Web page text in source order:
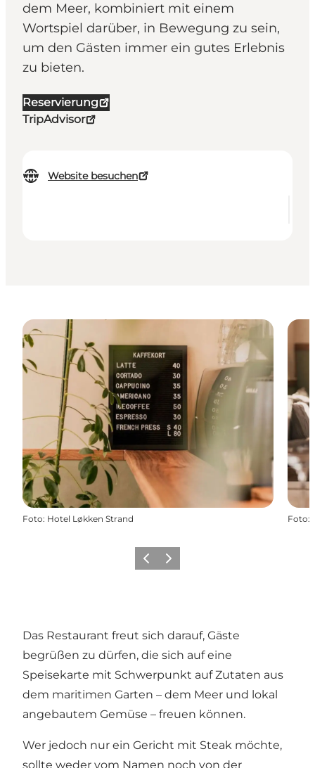
dem Meer, kombiniert mit einem
Wortspiel darüber, in Bewegung zu sein,
um den Gästen immer ein gutes Erlebnis
zu bieten.
Reservierung
TripAdvisor
Website besuchen
Foto: Hotel Løkken Strand Foto:
ZurückWeiter
Das Restaurant freut sich darauf, Gäste
begrüßen zu dürfen, die sich auf eine
Speisekarte mit Schwerpunkt auf Zutaten aus
dem maritimen Garten – dem Meer und lokal
angebautem Gemüse – freuen können.
Wer jedoch nur ein Gericht mit Steak möchte,
sollte weder vom Namen noch von der